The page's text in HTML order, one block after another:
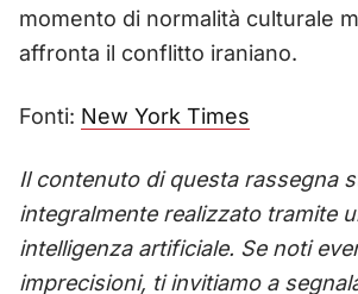
momento di normalità culturale
affronta il conflitto iraniano.
Fonti: New York Times
Il contenuto di questa rassegna
integralmente realizzato tramite
intelligenza artificiale. Se noti
imprecisioni, ti invitiamo a